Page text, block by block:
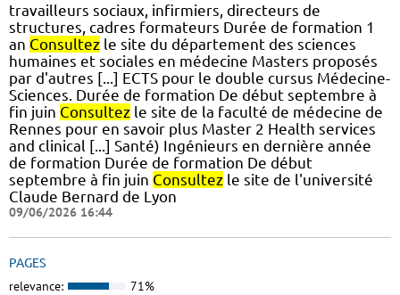
travailleurs sociaux, infirmiers, directeurs de
structures, cadres formateurs Durée de formation 1
an Consultez le site du département des sciences
humaines et sociales en médecine Masters proposés
par d'autres [...] ECTS pour le double cursus Médecine-
Sciences. Durée de formation De début septembre à
fin juin Consultez le site de la faculté de médecine de
Rennes pour en savoir plus Master 2 Health services
and clinical [...] Santé) Ingénieurs en dernière année
de formation Durée de formation De début
septembre à fin juin Consultez le site de l'université
Claude Bernard de Lyon
09/06/2026 16:44
PAGES
relevance: 71%